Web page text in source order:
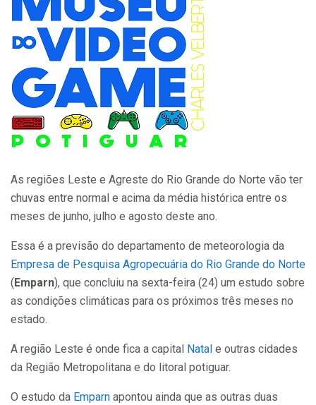
As regiões Leste e Agreste do Rio Grande do Norte vão ter
chuvas entre normal e acima da média histórica entre os
meses de junho, julho e agosto deste ano.
Essa é a previsão do departamento de meteorologia da
Empresa de Pesquisa Agropecuária do Rio Grande do Norte
( Emparn), que concluiu na sexta-feira (24) um estudo sobre
as condições climáticas para os próximos três meses no
estado.
A região Leste é onde fica a capital Natal e outras cidades
da Região Metropolitana e do litoral potiguar.
O estudo da Emparn apontou ainda que as outras duas